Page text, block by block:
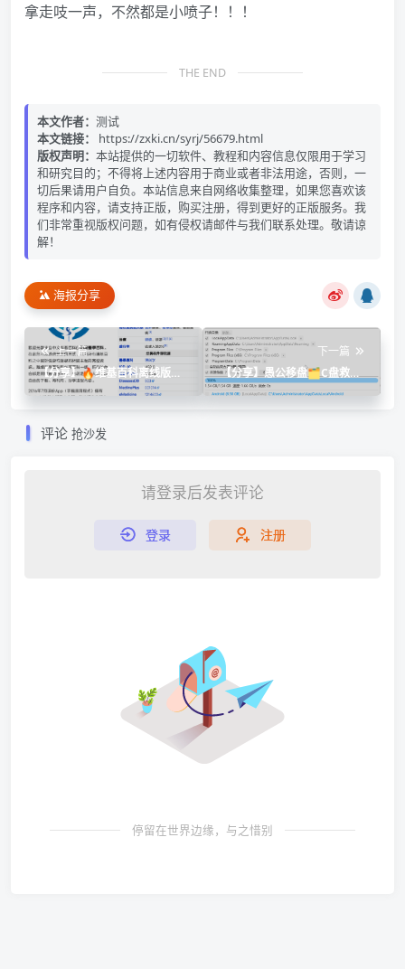
拿走吱一声，不然都是小喷子！！！
THE END
本文作者： 测试
本文链接：
https://zxki.cn/syrj/56679.html
版权声明： 本站提供的一切软件、教程和内容信息仅限用于学习
和研究目的；不得将上述内容用于商业或者非法用途，否则，一
切后果请用户自负。本站信息来自网络收集整理，如果您喜欢该
程序和内容，请支持正版，购买注册，得到更好的正版服务。我
们非常重视版权问题，如有侵权请邮件与我们联系处理。敬请谅
解！
海报分享
上一篇
【分享】🔥维基百科离线版🔥
内置许多功能🔥非常的nice
下一篇
【分享】愚公移盘🗂️C盘救星‼️
一键安全移出C盘大文件
评论 抢沙发
请登录后发表评论
登录 注册
停留在世界边缘，与之惜别